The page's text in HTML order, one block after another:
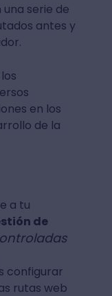
serie de
antes y
en los
de la
a tu
de
configurar
rutas web